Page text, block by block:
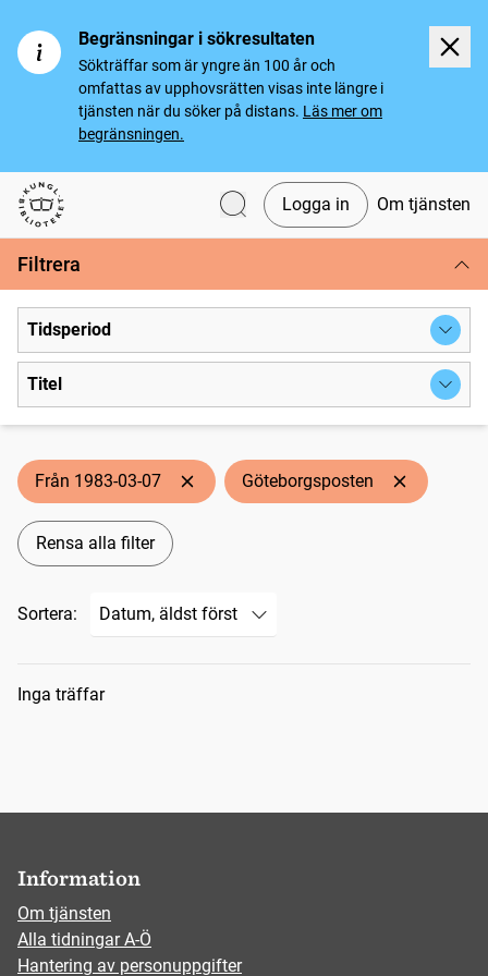
Begränsningar i sökresultaten
Sökträffar som är yngre än 100 år och
omfattas av upphovsrätten visas inte längre i
tjänsten när du söker på distans. Läs mer om
begränsningen.
Svenska tidningar
Logga in Om tjänsten
Filtrera
Tidsperiod
Titel
Från 1983-03-07 Göteborgsposten
Rensa alla filter
Sortera:
Sökresultat
Inga träffar
Information
Om tjänsten
Alla tidningar A-Ö
Hantering av personuppgifter